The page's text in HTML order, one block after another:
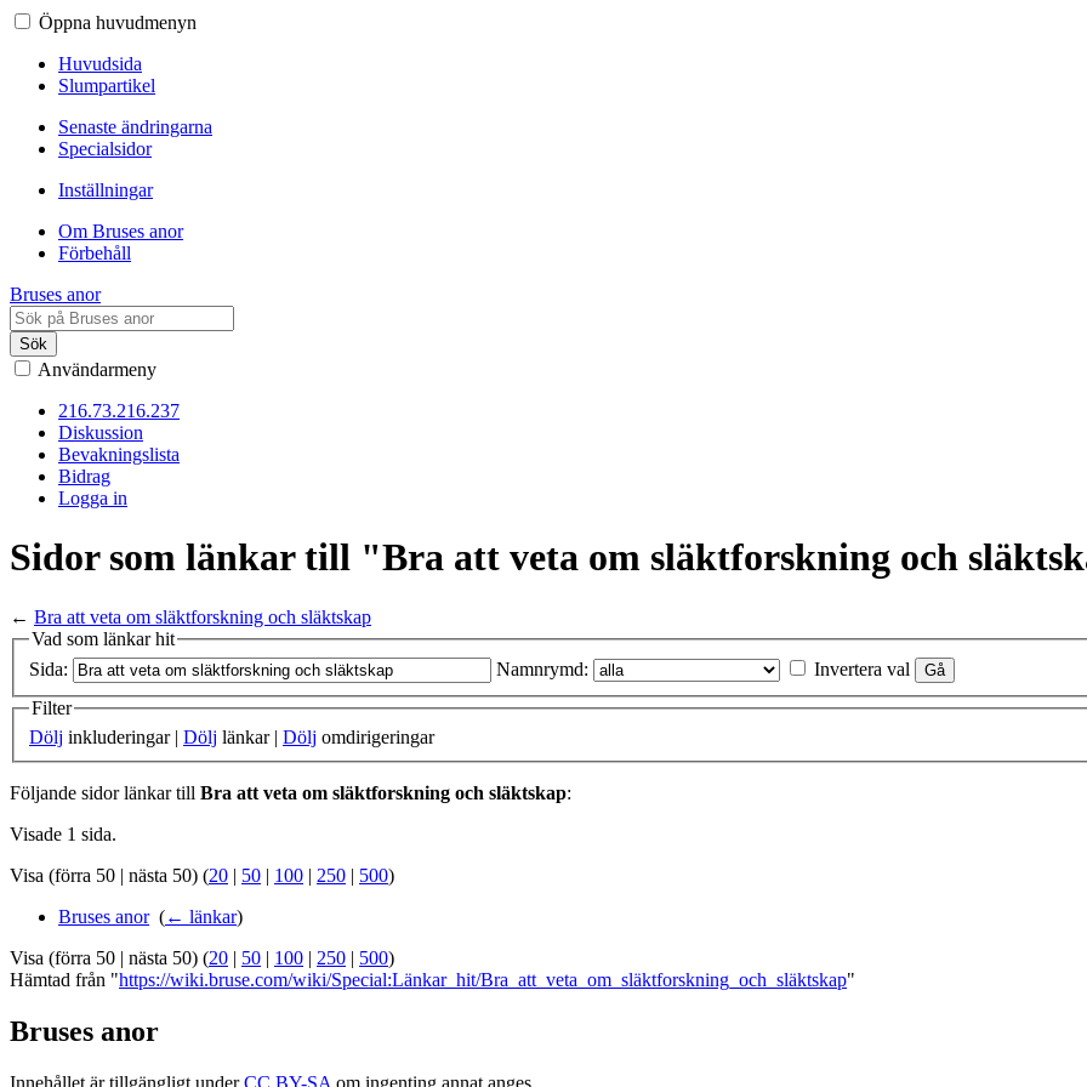
Öppna huvudmenyn
Huvudsida
Slumpartikel
Senaste ändringarna
Specialsidor
Inställningar
Om Bruses anor
Förbehåll
Bruses anor
Sök
Användarmeny
216.73.216.237
Diskussion
Bevakningslista
Bidrag
Logga in
Sidor som länkar till "Bra att veta om släktforskning och
← Bra att veta om släktforskning och släktskap
Vad som länkar hit
Sida:
Namnrymd:
Invertera val
Filter
Dölj inkluderingar | Dölj länkar | Dölj omdirigeringar
Följande sidor länkar till Bra att veta om släktforskning och släktskap:
Visade 1 sida.
Visa (förra 50 | nästa 50) (20 | 50 | 100 | 250 | 500)
Bruses anor‎ (← länkar)
Visa (förra 50 | nästa 50) (20 | 50 | 100 | 250 | 500)
Hämtad från "https://wiki.bruse.com/wiki/Special:Länkar_hit/Bra_att_veta_om_släktforskning_och_släktskap"
Bruses anor
Innehållet är tillgängligt underCC BY-SA om ingenting annat anges.